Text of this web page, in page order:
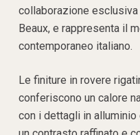
collaborazione
Beaux, e rappresenta il
contemporaneo italiano.
Le finiture in rovere
conferiscono un calore
con i dettagli in alluminio